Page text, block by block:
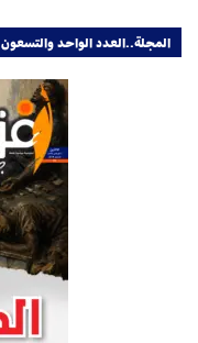
المجلة..العدد الواحد والتسعون